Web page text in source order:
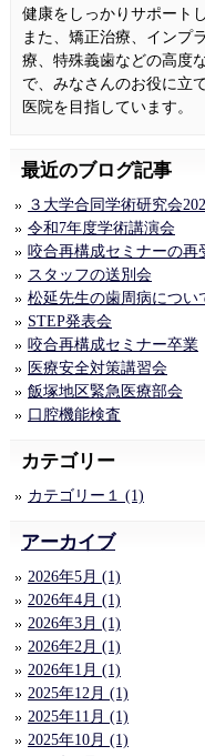
健康をしっかりサポート
また、矯正治療、インプ
療、特殊義歯などの高度
で、みなさんのお役に立
医院を目指しています。
最近のブログ記事
３大学合同学術研究会
令和7年度学術講演会
咬合再構成セミナーの再
スタッフの送別会
松延先生の歯周病につい
STEP発表会
咬合再構成セミナー卒業
医療安全対策講習会
飯塚地区緊急医療部会
口腔機能検査
カテゴリー
カテゴリー１ (1)
アーカイブ
2026年5月 (1)
2026年4月 (1)
2026年3月 (1)
2026年2月 (1)
2026年1月 (1)
2025年12月 (1)
2025年11月 (1)
2025年10月 (1)